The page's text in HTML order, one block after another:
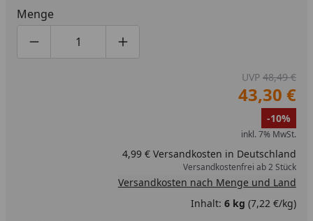
Menge
Produktmenge um eins verringern
Produktmenge manuell eingeben
Produktmenge um eins erhöhen
UVP 48,49 €
43,30 €
-10%
inkl. 7% MwSt.
4,99 € Versandkosten in Deutschland
Versandkostenfrei ab 2 Stück
Versandkosten nach Menge und Land
Inhalt: 6 kg (7,22 €/kg)